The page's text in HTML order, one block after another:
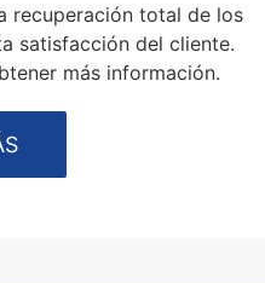
recuperación total de los
satisfacción del cliente.
más información.